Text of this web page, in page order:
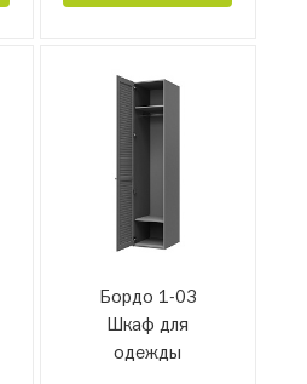
Бордо 1-03
Шкаф для
одежды